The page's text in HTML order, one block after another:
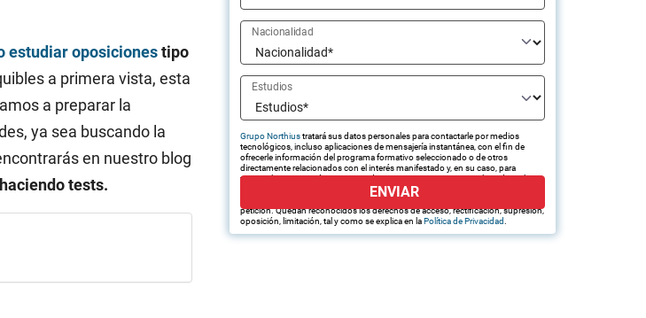
estudiar oposicionestipo
a primera vista, esta
a preparar la
ya sea buscando la
en nuestro blog
tests.
Nacionalidad
Estudios
Grupo Northiustratará sus datos personales para contactarle por medios
tecnológicos, incluso aplicaciones de mensajería instantánea, con el fin de
ofrecerle información del programa formativo seleccionado o de otros
directamente relacionados con el interés manifestado y, en su caso, para
tramitar la contratación correspondiente. Compartiremos su solicitud con las
Grupo Northius , con el objeto de que estas
puedan hacerle llegar la mejor oferta de productos y servicios de acuerdo a su
petición. Quedan reconocidos los derechos de acceso, rectificación, supresión,
oposición, limitación, tal y como se explica en laPolítica de Privacidad
ENVIAR